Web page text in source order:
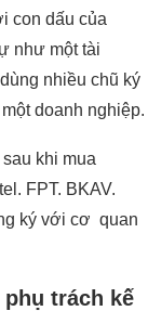
con dấu của
như một tài
nhiều chũ ký
doanh nghiệp.
khi mua
FPT. BKAV.
ký với cơ quan
trách kế